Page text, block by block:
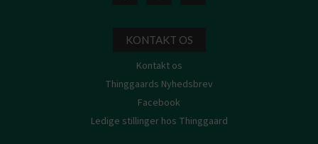
KONTAKT OS
Kontakt os
Thinggaards Nyhedsbrev
Facebook
Ledige stillinger hos Thinggaard